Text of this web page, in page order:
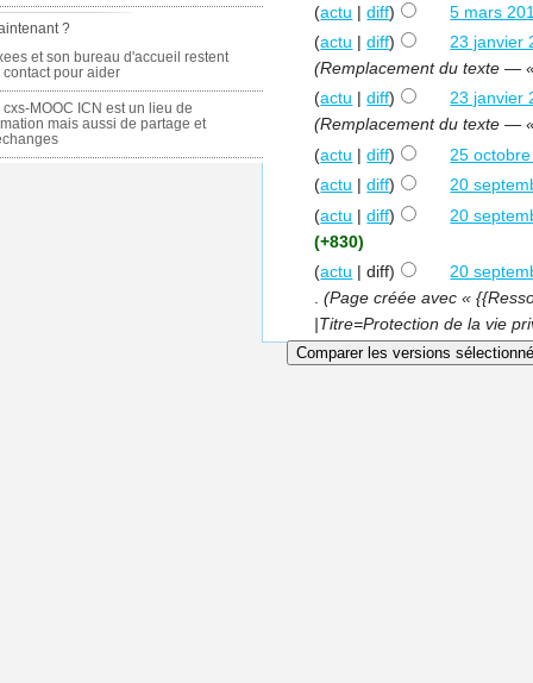
(actu |diff)
5 mars
(actu |diff)
23 janvier
(Remplacement du texte —
(actu |diff)
23 janvier
(Remplacement du texte —
(actu |diff)
25
(actu |diff)
20
(actu |diff)
20
(+830)
(actu | diff)
20
(Page créée avec «
|Titre=Protection de la vie
?
et son bureau d'accueil restent
contact pour aider
cxs-MOOC ICN est un lieu de
mais aussi de partage et